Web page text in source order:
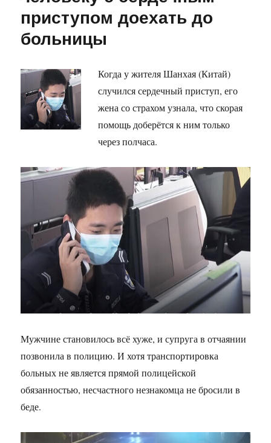
приступом доехать до
больницы
Когда у жителя Шанхая (Китай)
случился сердечный приступ, его
жена со страхом узнала, что скорая
помощь доберётся к ним только
через полчаса.
Мужчине становилось всё хуже, и супруга в отчаянии
позвонила в полицию. И хотя транспортировка
больных не является прямой полицейской
обязанностью, несчастного незнакомца не бросили в
беде.